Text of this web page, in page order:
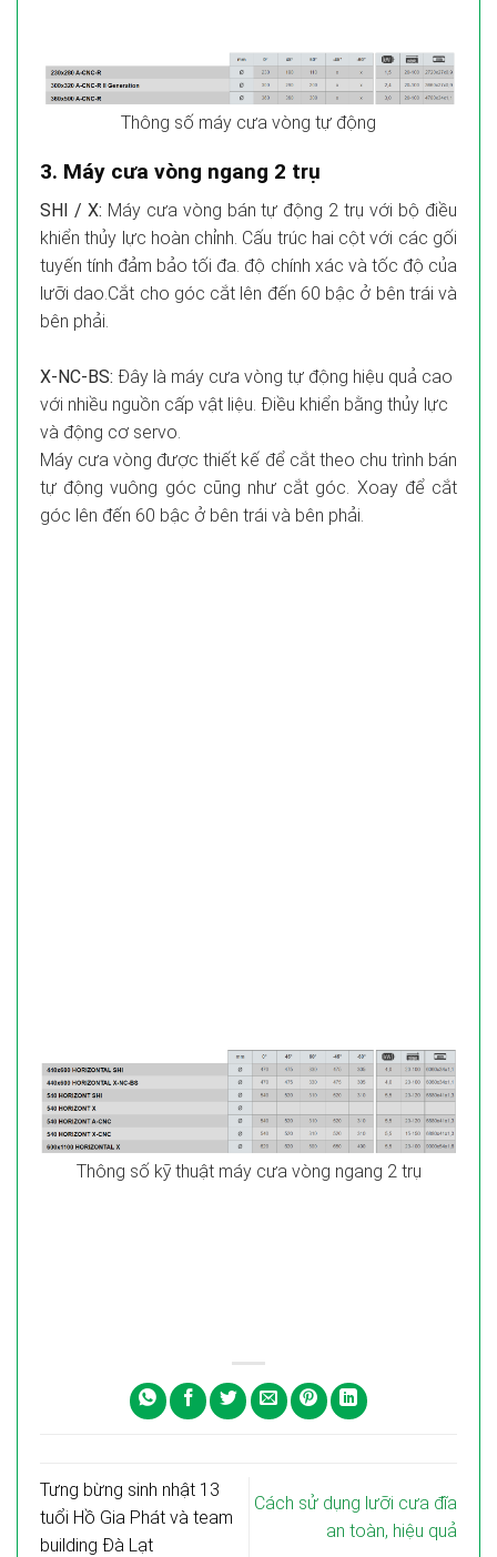
Thông số máy cưa vòng tự động
3. Máy cưa vòng ngang 2 trụ
SHI / X: Máy cưa vòng bán tự động 2 trụ với bộ điều
khiển thủy lực hoàn chỉnh. Cấu trúc hai cột với các gối
tuyến tính đảm bảo tối đa. độ chính xác và tốc độ của
lưỡi dao.Cắt cho góc cắt lên đến 60 bậc ở bên trái và
bên phải.
X-NC-BS: Đây là máy cưa vòng tự động hiệu quả cao
với nhiều nguồn cấp vật liệu. Điều khiển bằng thủy lực
và động cơ servo.
Máy cưa vòng được thiết kế để cắt theo chu trình bán
tự động vuông góc cũng như cắt góc. Xoay để cắt
góc lên đến 60 bậc ở bên trái và bên phải.
Thông số kỹ thuật máy cưa vòng ngang 2 trụ
Tưng bừng sinh nhật 13
tuổi Hồ Gia Phát và team
building Đà Lạt
Cách sử dụng lưỡi cưa đĩa
an toàn, hiệu quả